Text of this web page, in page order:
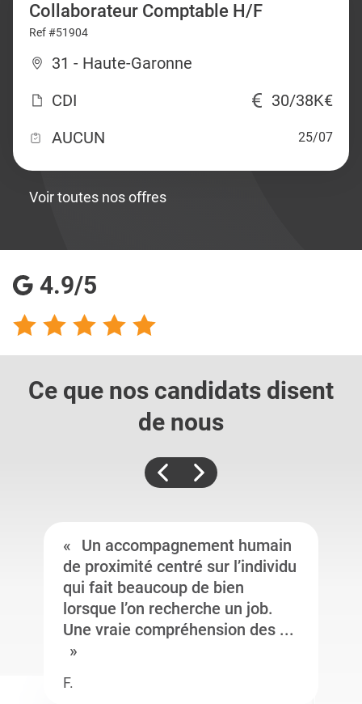
Collaborateur Comptable H/F
Ref #51904
31 - Haute-Garonne
CDI
30/38K€
AUCUN
25/07
Voir toutes nos offres
4.9/5
Ce que nos candidats disent
de nous
Un accompagnement humain
de proximité centré sur l’individu
qui fait beaucoup de bien
lorsque l’on recherche un job.
Une vraie compréhension des ...
F.